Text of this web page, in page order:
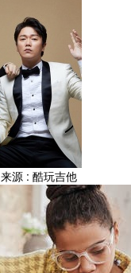
来源 : 酷玩吉他